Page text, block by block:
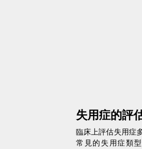
失用症的評
臨床上評估失用症
常見的失用症類型